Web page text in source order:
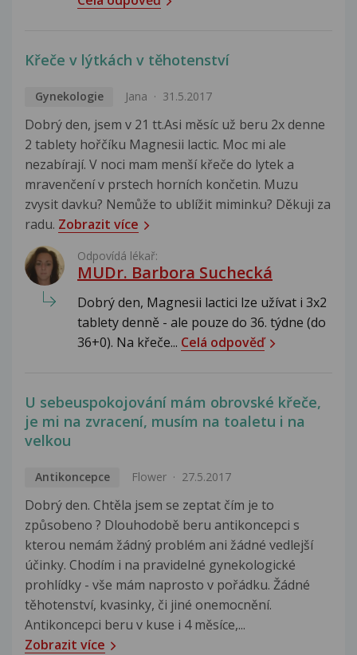
Křeče v lýtkách v těhotenství
Gynekologie Jana 31.5.2017
Dobrý den, jsem v 21 tt.Asi měsíc už beru 2x denne
2 tablety hořčíku Magnesii lactic. Moc mi ale
nezabírají. V noci mam menší křeče do lytek a
mravenčení v prstech horních končetin. Muzu
zvysit davku? Nemůže to ublížit miminku? Děkuji za
radu. Zobrazit více
Odpovídá lékař:
MUDr. Barbora Suchecká
Dobrý den, Magnesii lactici lze užívat i 3x2
tablety denně - ale pouze do 36. týdne (do
36+0). Na křeče... Celá odpověď
U sebeuspokojování mám obrovské křeče,
je mi na zvracení, musím na toaletu i na
velkou
Antikoncepce Flower 27.5.2017
Dobrý den. Chtěla jsem se zeptat čím je to
způsobeno ? Dlouhodobě beru antikoncepci s
kterou nemám žádný problém ani žádné vedlejší
účinky. Chodím i na pravidelné gynekologické
prohlídky - vše mám naprosto v pořádku. Žádné
těhotenství, kvasinky, či jiné onemocnění.
Antikoncepci beru v kuse i 4 měsíce,...
Zobrazit více